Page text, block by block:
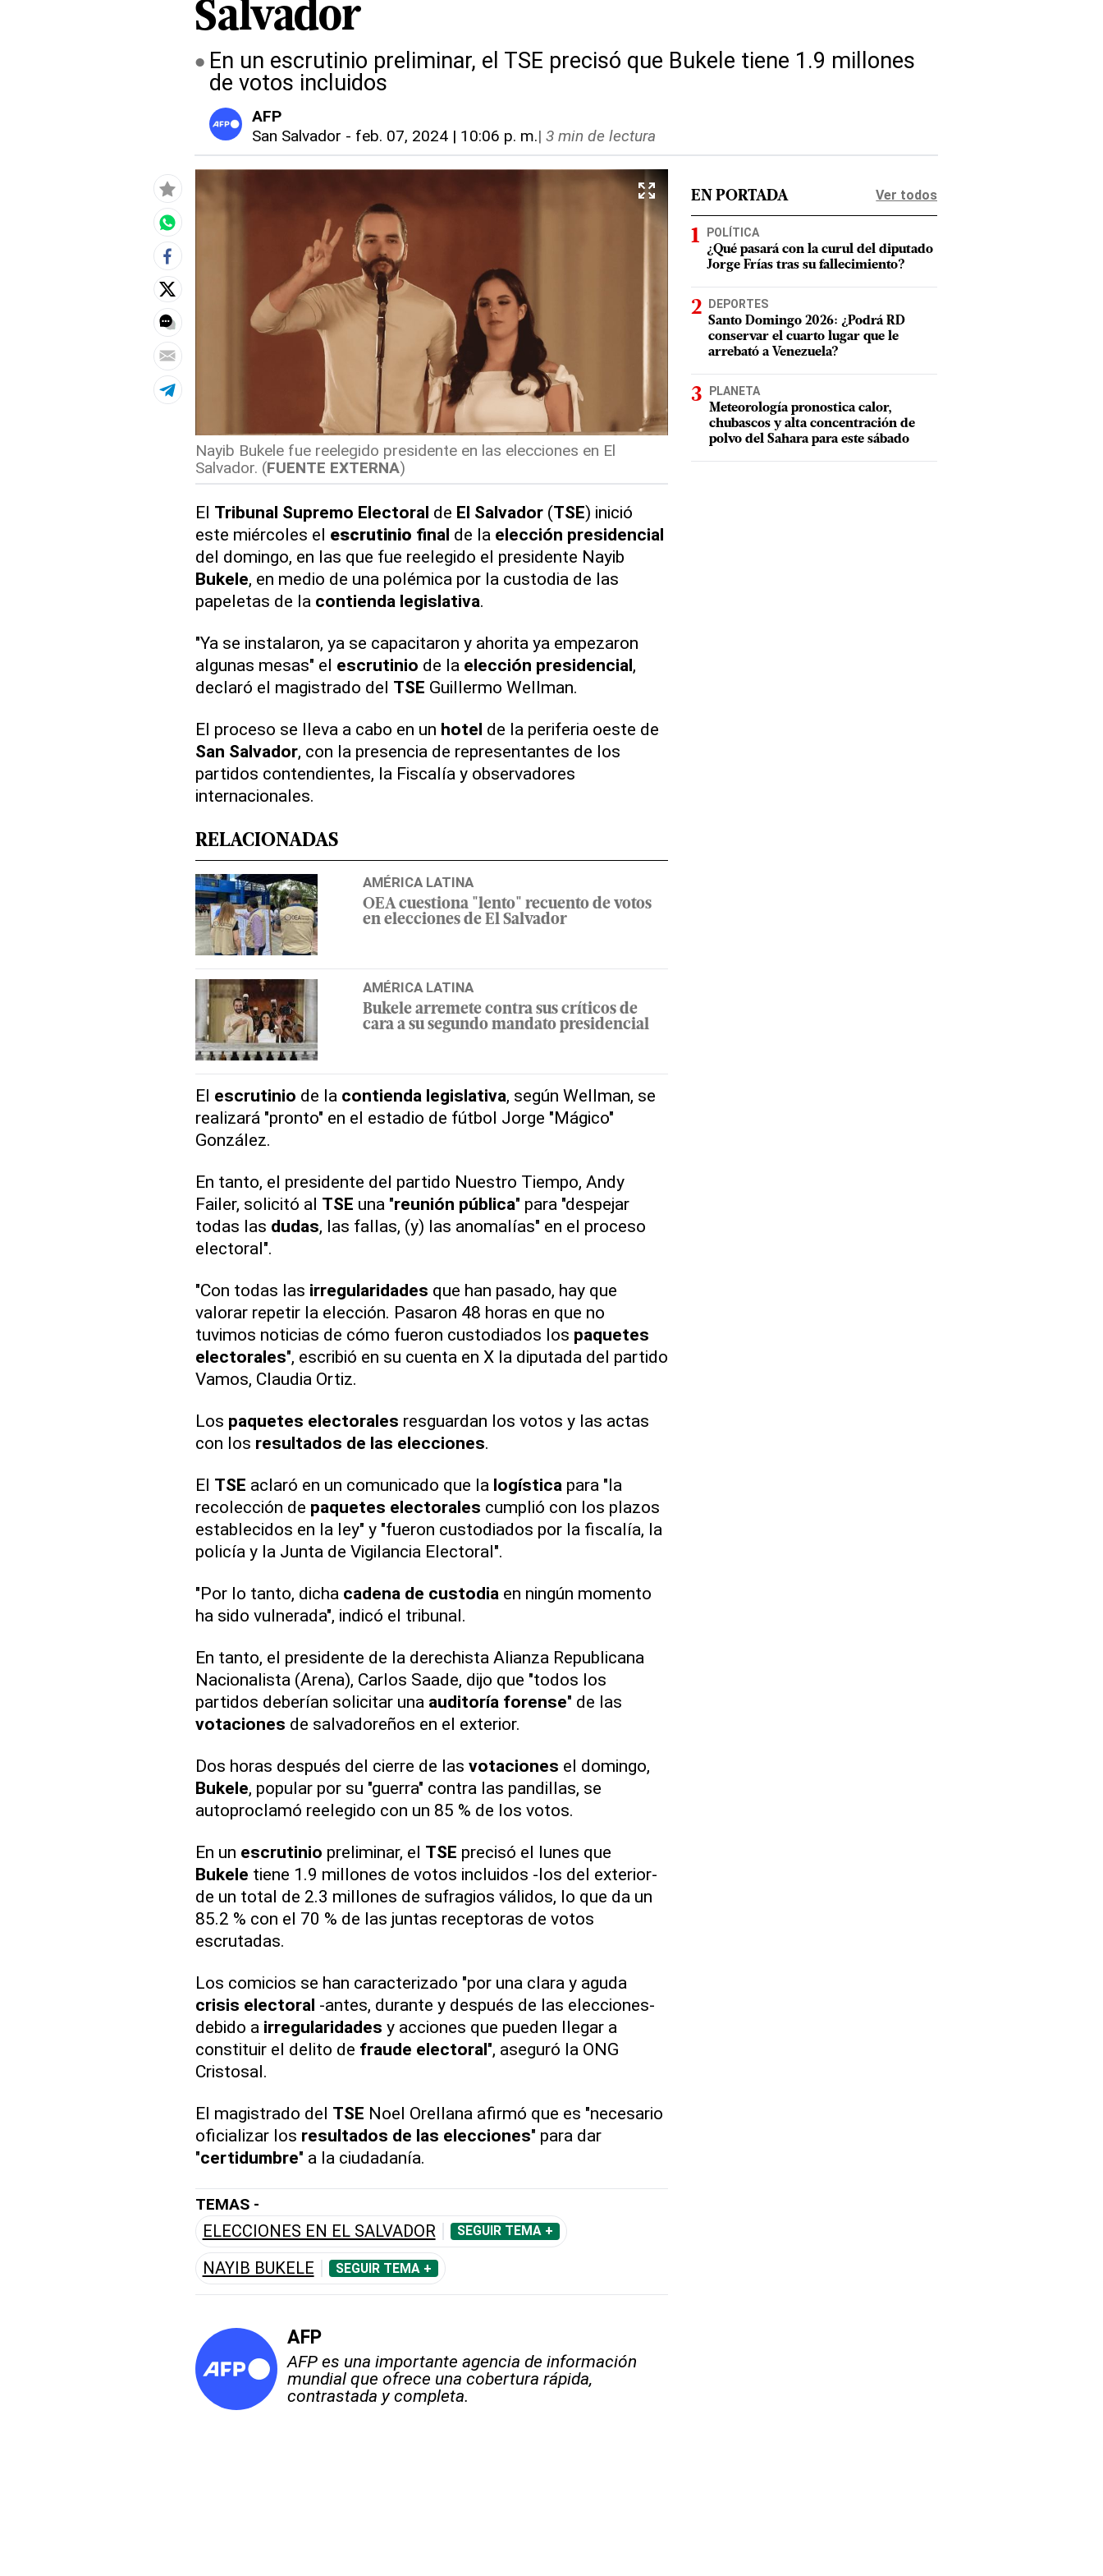
Salvador
En un escrutinio preliminar, el TSE precisó que Bukele tiene 1.9 millones
de votos incluidos
AFP
San Salvador - feb. 07, 2024 | 10:06 p. m.| 3 min de lectura
Nayib Bukele fue reelegido presidente en las elecciones en El
Salvador. (FUENTE EXTERNA)
El Tribunal Supremo Electoral de El Salvador(TSE) inició
este miércoles el escrutinio final de la elección presidencial
del domingo, en las que fue reelegido el presidente Nayib
Bukele, en medio de una polémica por la custodia de las
papeletas de la contienda legislativa.
"Ya se instalaron, ya se capacitaron y ahorita ya empezaron
algunas mesas" el escrutinio de la elección presidencial,
declaró el magistrado del TSE Guillermo Wellman.
El proceso se lleva a cabo en un hotel de la periferia oeste de
San Salvador, con la presencia de representantes de los
partidos contendientes, la Fiscalía y observadores
internacionales.
RELACIONADAS
AMÉRICA LATINA
OEA cuestiona "lento" recuento de votos
en elecciones de El Salvador
AMÉRICA LATINA
Bukele arremete contra sus críticos de
cara a su segundo mandato presidencial
El escrutinio de la contienda legislativa, según Wellman, se
realizará "pronto" en el estadio de fútbol Jorge "Mágico"
González.
En tanto, el presidente del partido Nuestro Tiempo, Andy
Failer, solicitó al TSE una "reunión pública" para "despejar
todas las dudas, las fallas, (y) las anomalías" en el proceso
electoral".
"Con todas las irregularidades que han pasado, hay que
valorar repetir la elección. Pasaron 48 horas en que no
tuvimos noticias de cómo fueron custodiados los paquetes
electorales", escribió en su cuenta en X la diputada del partido
Vamos, Claudia Ortiz.
Los paquetes electorales resguardan los votos y las actas
con los resultados de las elecciones.
El TSE aclaró en un comunicado que la logística para "la
recolección de paquetes electorales cumplió con los plazos
establecidos en la ley" y "fueron custodiados por la fiscalía, la
policía y la Junta de Vigilancia Electoral".
"Por lo tanto, dicha cadena de custodia en ningún momento
ha sido vulnerada", indicó el tribunal.
En tanto, el presidente de la derechista Alianza Republicana
Nacionalista (Arena), Carlos Saade, dijo que "todos los
partidos deberían solicitar una auditoría forense" de las
votaciones de salvadoreños en el exterior.
Dos horas después del cierre de las votaciones el domingo,
Bukele, popular por su "guerra" contra las pandillas, se
autoproclamó reelegido con un 85 % de los votos.
En un escrutinio preliminar, el TSE precisó el lunes que
Bukele tiene 1.9 millones de votos incluidos -los del exterior-
de un total de 2.3 millones de sufragios válidos, lo que da un
85.2 % con el 70 % de las juntas receptoras de votos
escrutadas.
Los comicios se han caracterizado "por una clara y aguda
crisis electoral -antes, durante y después de las elecciones-
debido a irregularidades y acciones que pueden llegar a
constituir el delito de fraude electoral", aseguró la ONG
Cristosal.
El magistrado del TSE Noel Orellana afirmó que es "necesario
oficializar los resultados de las elecciones" para dar
"certidumbre" a la ciudadanía.
TEMAS -
ELECCIONES EN EL SALVADOR SEGUIR TEMA +
NAYIB BUKELE SEGUIR TEMA +
AFP
AFP es una importante agencia de información
mundial que ofrece una cobertura rápida,
contrastada y completa.
EN PORTADA Ver todos
POLÍTICA
¿Qué pasará con la curul del diputado
Jorge Frías tras su fallecimiento?
DEPORTES
Santo Domingo 2026: ¿Podrá RD
conservar el cuarto lugar que le
arrebató a Venezuela?
PLANETA
Meteorología pronostica calor,
chubascos y alta concentración de
polvo del Sahara para este sábado